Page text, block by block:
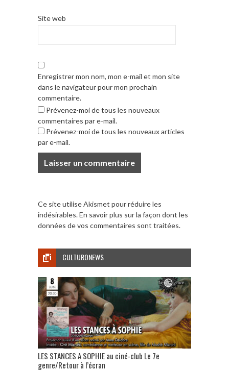
Site web
Enregistrer mon nom, mon e-mail et mon site
dans le navigateur pour mon prochain
commentaire.
Prévenez-moi de tous les nouveaux
commentaires par e-mail.
Prévenez-moi de tous les nouveaux articles
par e-mail.
Ce site utilise Akismet pour réduire les
indésirables.En savoir plus sur la façon dont les
données de vos commentaires sont traitées.
CULTURONEWS
LES STANCES A SOPHIE au ciné-club Le 7e
genre/Retour à l’écran